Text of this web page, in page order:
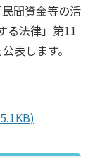
間資金等の活
る法律」第11
表します。